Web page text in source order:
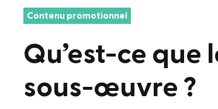
Contenu promotionnel
Qu’est-ce que
sous-œuvre ?